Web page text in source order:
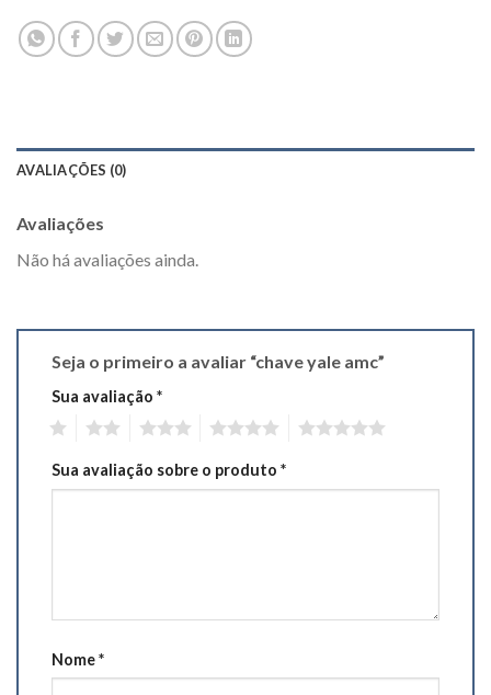
AVALIAÇÕES (0)
Avaliações
Não há avaliações ainda.
Seja o primeiro a avaliar “chave yale amc”
Sua avaliação *
Sua avaliação sobre o produto *
Nome*